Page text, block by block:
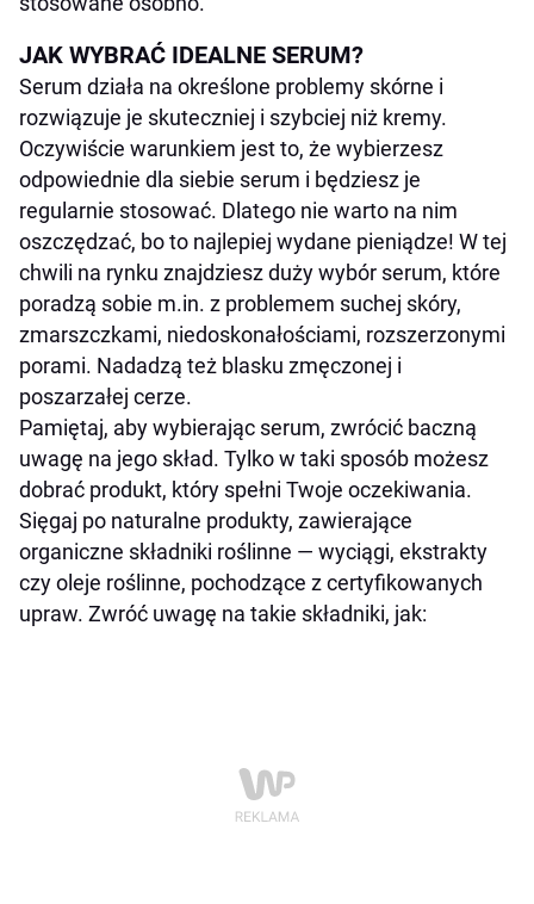
JAK WYBRAĆ IDEALNE SERUM?
Serum działa na określone problemy skórne i
rozwiązuje je skuteczniej i szybciej niż kremy.
Oczywiście warunkiem jest to, że wybierzesz
odpowiednie dla siebie serum i będziesz je
regularnie stosować. Dlatego nie warto na nim
oszczędzać, bo to najlepiej wydane pieniądze! W tej
chwili na rynku znajdziesz duży wybór serum, które
poradzą sobie m.in. z problemem suchej skóry,
zmarszczkami, niedoskonałościami, rozszerzonymi
porami. Nadadzą też blasku zmęczonej i
poszarzałej cerze.
Pamiętaj, aby wybierając serum, zwrócić baczną
uwagę na jego skład. Tylko w taki sposób możesz
dobrać produkt, który spełni Twoje oczekiwania.
Sięgaj po naturalne produkty, zawierające
organiczne składniki roślinne — wyciągi, ekstrakty
czy oleje roślinne, pochodzące z certyfikowanych
upraw. Zwróć uwagę na takie składniki, jak: